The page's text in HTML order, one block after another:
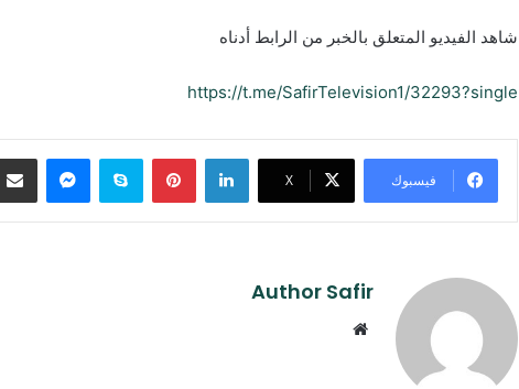
شاهد الفيديو المتعلق بالخبر من الرابط أدناه
https://t.me/SafirTelevision1/32293?single
فيسبوك ‫X
لينكدإن بينتيريستسكايب ماسنجر
Author Safir